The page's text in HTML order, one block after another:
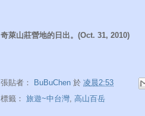
奇萊山莊營地的日出。(Oct. 31, 2010)
張貼者： BuBuChen 於 凌晨2:53
標籤： 旅遊~中台灣 高山百岳